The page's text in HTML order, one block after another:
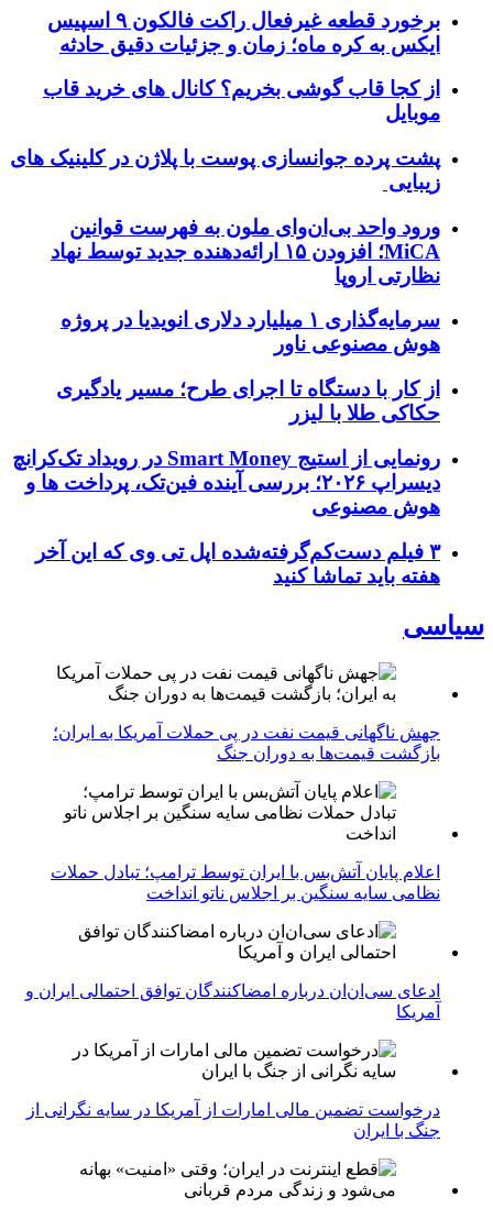
برخورد قطعه غیرفعال راکت فالکون ۹ اسپیس
ایکس به کره ماه؛ زمان و جزئیات دقیق حادثه
از کجا قاب گوشی بخریم؟ کانال های خرید قاب
موبایل
پشت پرده جوانسازی پوست با پلاژن در کلینیک های
زیبایی
ورود واحد بی‌ان‌وای ملون به فهرست قوانین
MiCA؛ افزودن ۱۵ ارائه‌دهنده جدید توسط نهاد
نظارتی اروپا
سرمایه‌گذاری ۱ میلیارد دلاری انویدیا در پروژه
هوش مصنوعی ناور
از کار با دستگاه تا اجرای طرح؛ مسیر یادگیری
حکاکی طلا با لیزر
رونمایی از استیج Smart Money در رویداد تک‌کرانچ
دیسراپ ۲۰۲۶؛ بررسی آینده فین‌تک، پرداخت‌ ها و
هوش مصنوعی
۳ فیلم دست‌کم‌گرفته‌شده اپل تی وی که این آخر
هفته باید تماشا کنید
سیاسی
جهش ناگهانی قیمت نفت در پی حملات آمریکا به ایران؛
بازگشت قیمت‌ها به دوران جنگ
اعلام پایان آتش‌بس با ایران توسط ترامپ؛ تبادل حملات
نظامی سایه سنگین بر اجلاس ناتو انداخت
ادعای سی‌ان‌ان درباره امضاکنندگان توافق احتمالی ایران و
آمریکا
درخواست تضمین مالی امارات از آمریکا در سایه نگرانی از
جنگ با ایران